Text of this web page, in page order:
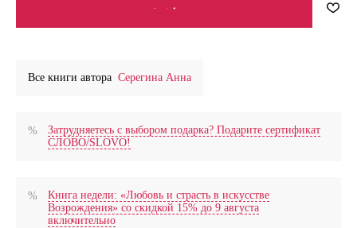
В КОРЗИНУ
Все книги автора Серегина Анна
Затрудняетесь с выбором подарка? Подарите сертификат
СЛОВО/SLOVO!
Книга недели: «Любовь и страсть в искусстве
Возрождения» со скидкой 15% до 9 августа
включительно